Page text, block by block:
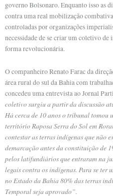
governo Bolsonaro. Enquanto isso as
contra uma real mobilização
controladas por organizações
necessidade de se criar um coletivo de
forma revolucionária.
O companheiro Renato Farac da
área rural do sul da Bahia com
concedeu uma entrevista ao Jornal
coletivo surgiu a partir da discussão
Há cerca de 10 anos o tribunal tomou
território Raposa Serra do Sol em
contestar as terras indígenas que não
demarcação antes da constituição de
pelos latifundiários que entraram na
legais contra os indígenas. Para se
no Estado da Bahia 80% das terras
Temporal seja aprovado”.